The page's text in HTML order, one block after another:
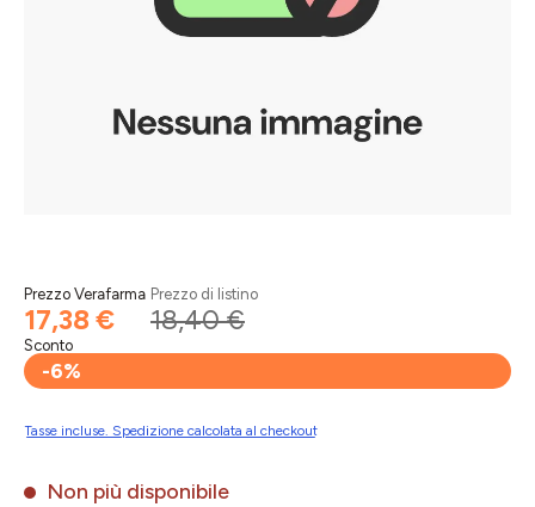
Prezzo Verafarma
17,38 €
Prezzo di listino
18,40 €
Sconto
-6%
Tasse incluse. Spedizione calcolata al checkout
Non più disponibile